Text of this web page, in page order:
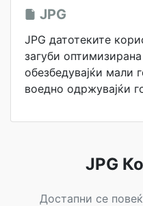
JPG
JPG датотеките
загуби
обезбедувајќи мали
воедно одржувајќи
JPG
Достапни се